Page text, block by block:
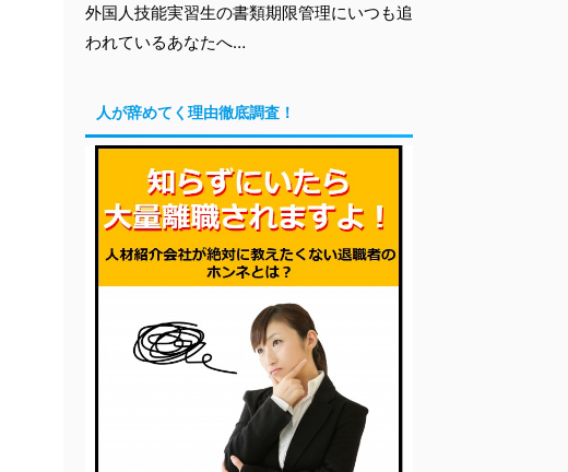
外国人技能実習生の書類期限管理にいつも追
われているあなたへ…
人が辞めてく理由徹底調査！